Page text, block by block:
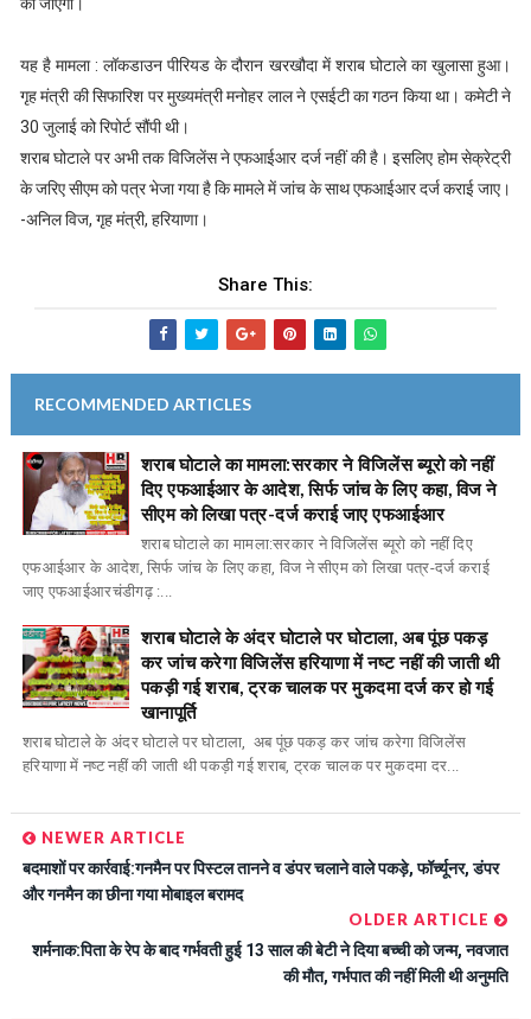
यह है मामला : लॉकडाउन पीरियड के दौरान खरखौदा में शराब घोटाले का खुलासा हुआ।
गृह मंत्री की सिफारिश पर मुख्यमंत्री मनोहर लाल ने एसईटी का गठन किया था। कमेटी ने
30 जुलाई को रिपोर्ट सौंपी थी।
शराब घोटाले पर अभी तक विजिलेंस ने एफआईआर दर्ज नहीं की है। इसलिए होम सेक्रेट्री
के जरिए सीएम को पत्र भेजा गया है कि मामले में जांच के साथ एफआईआर दर्ज कराई जाए।
-अनिल विज, गृह मंत्री, हरियाणा।
Share This:
RECOMMENDED ARTICLES
शराब घोटाले का मामला:सरकार ने विजिलेंस ब्यूरो को नहीं
दिए एफआईआर के आदेश, सिर्फ जांच के लिए कहा, विज ने
सीएम को लिखा पत्र-दर्ज कराई जाए एफआईआर
शराब घोटाले का मामला:सरकार ने विजिलेंस ब्यूरो को नहीं दिए
एफआईआर के आदेश, सिर्फ जांच के लिए कहा, विज ने सीएम को लिखा पत्र-दर्ज कराई
जाए एफआईआरचंडीगढ़ :...
शराब घोटाले के अंदर घोटाले पर घोटाला, अब पूंछ पकड़
कर जांच करेगा विजिलेंस हरियाणा में नष्ट नहीं की जाती थी
पकड़ी गई शराब, ट्रक चालक पर मुकदमा दर्ज कर हो गई
खानापूर्ति
शराब घोटाले के अंदर घोटाले पर घोटाला, अब पूंछ पकड़ कर जांच करेगा विजिलेंस
हरियाणा में नष्ट नहीं की जाती थी पकड़ी गई शराब, ट्रक चालक पर मुकदमा दर...
NEWER ARTICLE
बदमाशों पर कार्रवाई:गनमैन पर पिस्टल तानने व डंपर चलाने वाले पकड़े, फॉर्च्यूनर, डंपर
और गनमैन का छीना गया मोबाइल बरामद
OLDER ARTICLE
शर्मनाक:पिता के रेप के बाद गर्भवती हुई 13 साल की बेटी ने दिया बच्ची को जन्म, नवजात
की मौत, गर्भपात की नहीं मिली थी अनुमति